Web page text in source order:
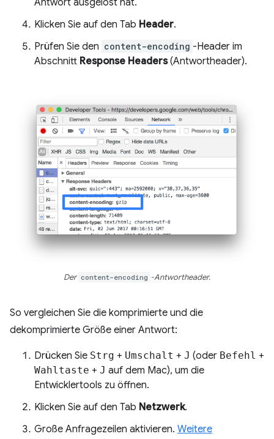
Klicken Sie auf den Tab Header.
Prüfen Sie den content-encoding -Header im
Abschnitt Response Headers(Antwortheader).
Der content-encoding -Antwortheader.
So vergleichen Sie die komprimierte und die
dekomprimierte Größe einer Antwort:
Drücken Sie Strg + Umschalt + J (oder Befehl +
Wahltaste + J auf dem Mac), um die
Entwicklertools zu öffnen.
Klicken Sie auf den Tab Netzwerk.
Große Anfragezeilen aktivieren. Weitere